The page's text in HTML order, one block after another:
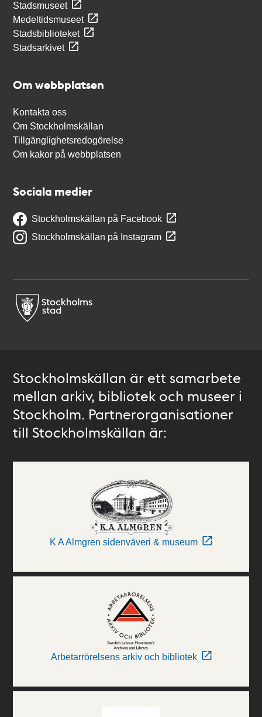
Stadsmuseet
Medeltidsmuseet
Stadsbiblioteket
Stadsarkivet
Om webbplatsen
Kontakta oss
Om Stockholmskällan
Tillgänglighetsredogörelse
Om kakor på webbplatsen
Sociala medier
Stockholmskällan på Facebook
Stockholmskällan på Instagram
Stockholmskällan är ett samarbete
mellan arkiv, bibliotek och museer i
Stockholm. Partnerorganisationer
till Stockholmskällan är:
K A Almgren sidenväveri & museum
Arbetarrörelsens arkiv och bibliotek